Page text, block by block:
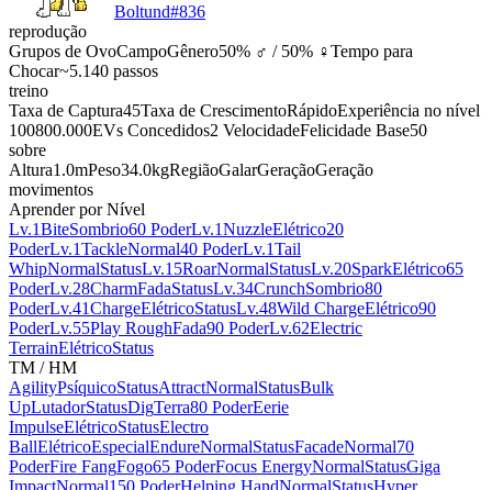
Boltund#836
reprodução
Grupos de OvoCampoGênero50% ♂ / 50% ♀Tempo para
Chocar~5.140 passos
treino
Taxa de Captura45Taxa de CrescimentoRápidoExperiência no nível
100800.000EVs Concedidos2 VelocidadeFelicidade Base50
sobre
Altura1.0mPeso34.0kgRegiãoGalarGeraçãoGeração
movimentos
Aprender por Nível
Lv.1BiteSombrio60 PoderLv.1NuzzleElétrico20
PoderLv.1TackleNormal40 PoderLv.1Tail
WhipNormalStatusLv.15RoarNormalStatusLv.20SparkElétrico65
PoderLv.28CharmFadaStatusLv.34CrunchSombrio80
PoderLv.41ChargeElétricoStatusLv.48Wild ChargeElétrico90
PoderLv.55Play RoughFada90 PoderLv.62Electric
TerrainElétricoStatus
TM / HM
AgilityPsíquicoStatusAttractNormalStatusBulk
UpLutadorStatusDigTerra80 PoderEerie
ImpulseElétricoStatusElectro
BallElétricoEspecialEndureNormalStatusFacadeNormal70
PoderFire FangFogo65 PoderFocus EnergyNormalStatusGiga
ImpactNormal150 PoderHelping HandNormalStatusHyper